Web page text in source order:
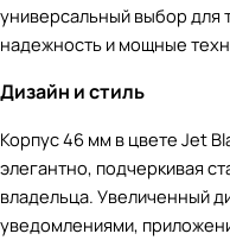
универсальный выбор для
надежность и мощные
Дизайн и стиль
Корпус 46 мм в цвете Jet
элегантно, подчеркивая
владельца. Увеличенный
уведомлениями,